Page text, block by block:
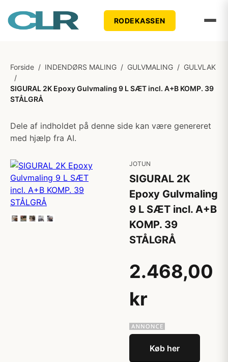
RODEKASSEN
Forside / INDENDØRS MALING / GULVMALING / GULVLAK
/
SIGURAL 2K Epoxy Gulvmaling 9 L SÆT incl. A+B KOMP. 39
STÅLGRÅ
Dele af indholdet på denne side kan være genereret
med hjælp fra AI.
JOTUN
SIGURAL 2K
Epoxy Gulvmaling
9 L SÆT incl. A+B
KOMP. 39
STÅLGRÅ
2.468,00
kr
Køb her